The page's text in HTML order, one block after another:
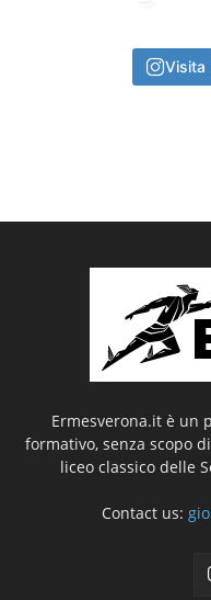
Visita
Ermesverona.it è un
formativo, senza scopo
liceo classico delle
Contact us: